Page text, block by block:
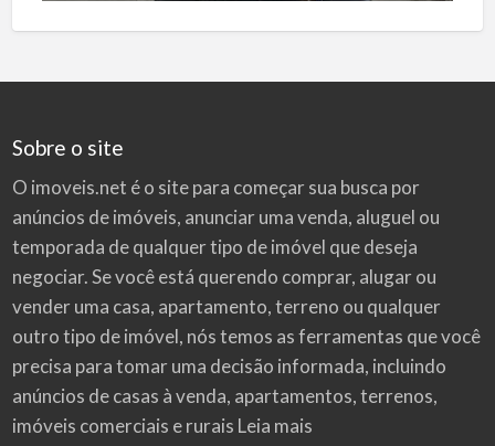
Sobre o site
O imoveis.net é o site para começar sua busca por
anúncios de imóveis, anunciar uma venda, aluguel ou
temporada de qualquer tipo de imóvel que deseja
negociar. Se você está querendo comprar, alugar ou
vender uma casa, apartamento, terreno ou qualquer
outro tipo de imóvel, nós temos as ferramentas que você
precisa para tomar uma decisão informada, incluindo
anúncios de casas à venda, apartamentos, terrenos,
imóveis comerciais e rurais Leia mais